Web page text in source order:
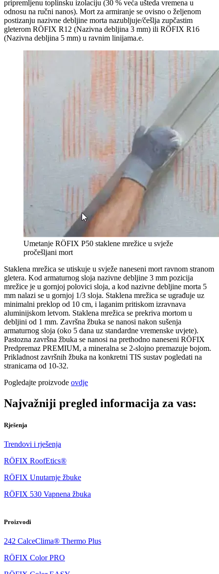
pripremljenu toplinsku izolaciju (30 % veća ušteda vremena u
odnosu na ručni nanos). Mort za armiranje se ovisno o željenom
postizanju nazivne debljine morta nazubljuje/češlja zupčastim
gleterom RÖFIX R12 (Nazivna debljina 3 mm) ili RÖFIX R16
(Nazivna debljina 5 mm) u ravnim linijama.e.
Umetanje RÖFIX P50 staklene mrežice u svježe
pročešljani mort
Staklena mrežica se utiskuje u svježe naneseni mort ravnom stranom
gletera. Kod armaturnog sloja nazivne debljine 3 mm pozicija
mrežice je u gornjoj polovici sloja, a kod nazivne debljine morta 5
mm nalazi se u gornjoj 1/3 sloja. Staklena mrežica se ugrađuje uz
minimalni preklop od 10 cm, i laganim pritiskom izravnava
aluminijskom letvom. Staklena mrežica se prekriva mortom u
debljini od 1 mm. Završna žbuka se nanosi nakon sušenja
armaturnog sloja (oko 5 dana uz standardne vremenske uvjete).
Pastozna završna žbuka se nanosi na prethodno naneseni RÖFIX
Predpremaz PREMIUM, a mineralna se 2-slojno premazuje bojom.
Prikladnost završnih žbuka na konkretni TIS sustav pogledati na
stranicama od 10-32.
Pogledajte proizvode ovdje
Najvažniji pregled informacija za vas:
Rješenja
Trendovi i rješenja
RÖFIX RoofEtics®
RÖFIX Unutarnje žbuke
RÖFIX 530 Vapnena žbuka
Proizvodi
242 CalceClima® Thermo Plus
RÖFIX Color PRO